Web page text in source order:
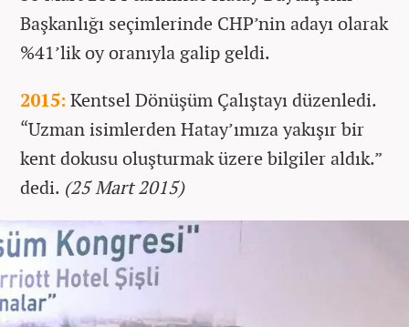
Başkanlığı seçimlerinde CHP’nin adayı olarak
%41’lik oy oranıyla galip geldi.
2015: Kentsel Dönüşüm Çalıştayı düzenledi.
“Uzman isimlerden Hatay’ımıza yakışır bir
kent dokusu oluşturmak üzere bilgiler aldık.”
dedi. (25 Mart 2015)